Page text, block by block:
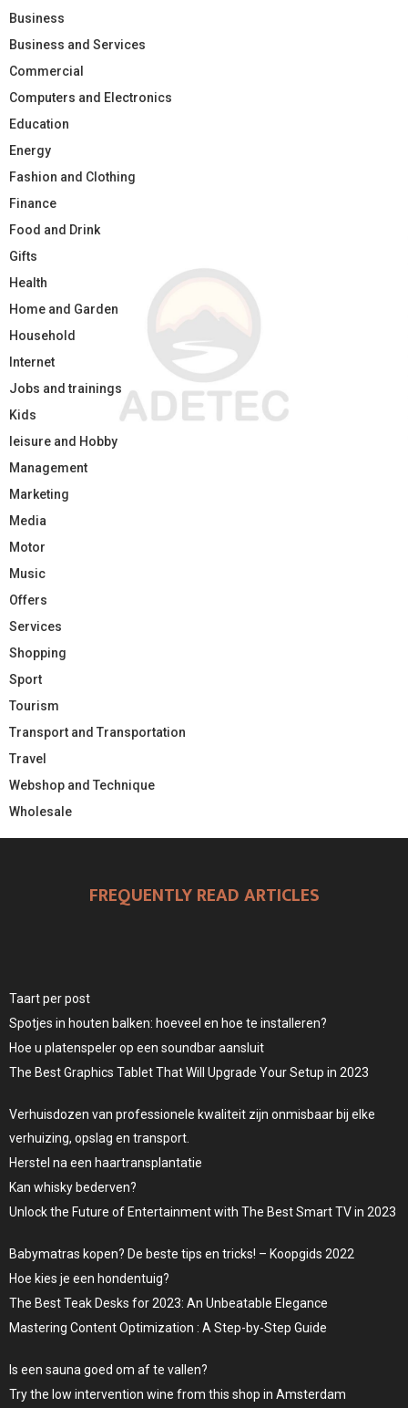
Business
Business and Services
Commercial
Computers and Electronics
Education
Energy
Fashion and Clothing
Finance
Food and Drink
Gifts
Health
Home and Garden
Household
Internet
Jobs and trainings
Kids
leisure and Hobby
Management
Marketing
Media
Motor
Music
Offers
Services
Shopping
Sport
Tourism
Transport and Transportation
Travel
Webshop and Technique
Wholesale
FREQUENTLY READ ARTICLES
Taart per post
Spotjes in houten balken: hoeveel en hoe te installeren?
Hoe u platenspeler op een soundbar aansluit
The Best Graphics Tablet That Will Upgrade Your Setup in 2023
Verhuisdozen van professionele kwaliteit zijn onmisbaar bij elke
verhuizing, opslag en transport.
Herstel na een haartransplantatie
Kan whisky bederven?
Unlock the Future of Entertainment with The Best Smart TV in 2023
Babymatras kopen? De beste tips en tricks! – Koopgids 2022
Hoe kies je een hondentuig?
The Best Teak Desks for 2023: An Unbeatable Elegance
Mastering Content Optimization : A Step-by-Step Guide
Is een sauna goed om af te vallen?
Try the low intervention wine from this shop in Amsterdam